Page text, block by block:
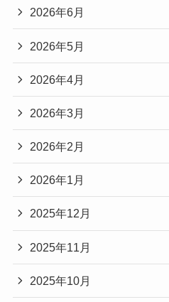
2026年6月
2026年5月
2026年4月
2026年3月
2026年2月
2026年1月
2025年12月
2025年11月
2025年10月